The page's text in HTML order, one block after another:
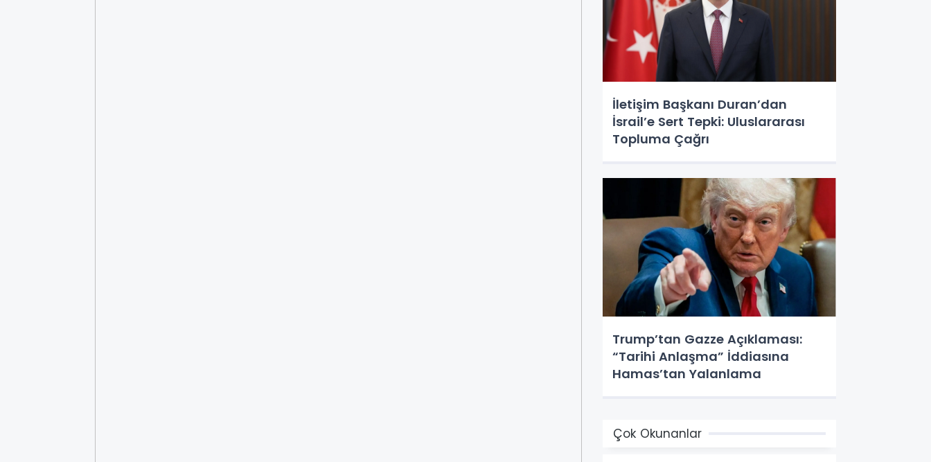
İletişim Başkanı Duran’dan
İsrail’e Sert Tepki: Uluslararası
Topluma Çağrı
Trump’tan Gazze Açıklaması:
“Tarihi Anlaşma” İddiasına
Hamas’tan Yalanlama
Çok Okunanlar